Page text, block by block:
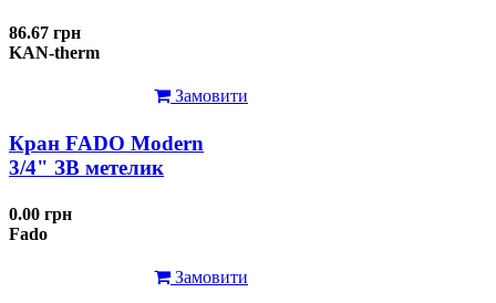
86.67 грн
KAN-therm
Замовити
Кран FADO Modern
3/4" ЗВ метелик
0.00 грн
Fado
Замовити